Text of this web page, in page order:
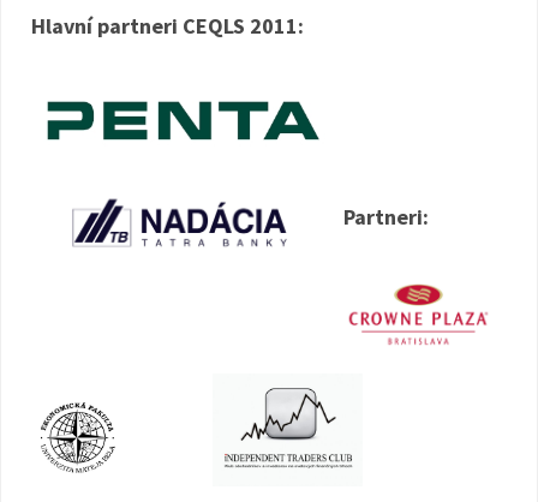
Hlavní partneri CEQLS 2011:
Partneri: